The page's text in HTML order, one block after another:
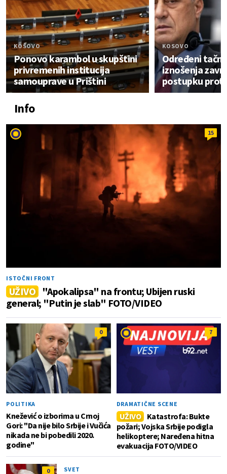
KOSOVO
Ponovo karambol u skupštini
privremenih institucija
samouprave u Prištini
KOSOVO
Određeni
iznošenja
postupku
Info
15
ISTOČNI FRONT
UŽIVO "Apokalipsa" na frontu; Ubijen ruski
general; "Putin je slab" FOTO/VIDEO
0
POLITIKA
Knežević o izborima u Crnoj
Gori: "Da nije bilo Srbije i Vučića
nikada ne bi pobedili 2020.
godine"
7
DRAMATIČNE SCENE
UŽIVO
Katastrofa: Bukte
požari; Vojska Srbije podigla
helikoptere; Naređena hitna
evakuacija FOTO/VIDEO
0 SVET